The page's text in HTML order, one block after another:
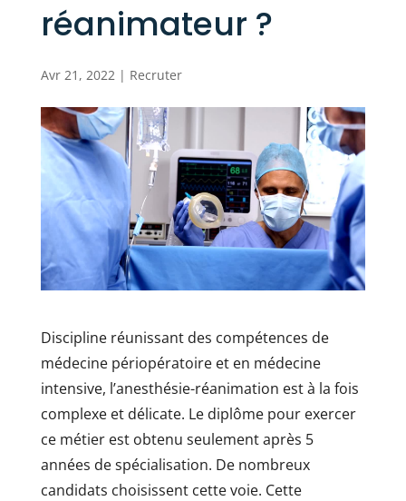
réanimateur ?
Avr 21, 2022| Recruter
Discipline réunissant des compétences de
médecine périopératoire et en médecine
intensive, l’anesthésie-réanimation est à la fois
complexe et délicate. Le diplôme pour exercer
ce métier est obtenu seulement après 5
années de spécialisation. De nombreux
candidats choisissent cette voie. Cette